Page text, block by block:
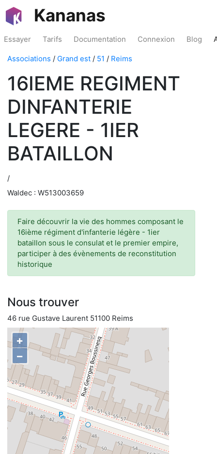
Kananas
Essayer Tarifs Documentation Connexion Blog
Associations / Grand est / 51 / Reims
16IEME REGIMENT
DINFANTERIE
LEGERE - 1IER
BATAILLON
/
Waldec : W513003659
Faire découvrir la vie des hommes composant le
16ième régiment d'infanterie légère - 1ier
bataillon sous le consulat et le premier empire,
participer à des évènements de reconstitution
historique
Nous trouver
46 rue Gustave Laurent 51100 Reims
+
−